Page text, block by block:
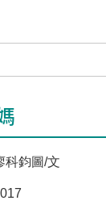
科鈞圖/文